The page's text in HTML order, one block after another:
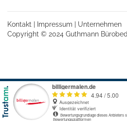
Kontakt Impressum
Unternehmen
Copyright © 2024 Guthmann